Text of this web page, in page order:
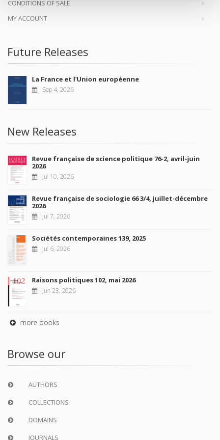
CONDITIONS OF SALE
MY ACCOUNT
Future Releases
La France et l'Union européenne
Sep 4, 2026
New Releases
Revue française de science politique 76-2, avril-juin
2026
Jul 10, 2026
Revue française de sociologie 66 3/4, juillet-décembre
2026
Jul 7, 2026
Sociétés contemporaines 139, 2025
Jul 6, 2026
Raisons politiques 102, mai 2026
Jun 23, 2026
more books
Browse our
AUTHORS
COLLECTIONS
DOMAINS
JOURNALS